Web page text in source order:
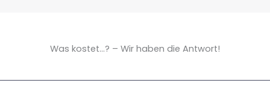
Was kostet...? – Wir haben die Antwort!